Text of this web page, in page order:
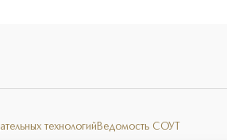
технологий Ведомость СОУТ